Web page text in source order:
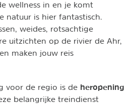
wellness in en je komt
natuur is hier fantastisch.
weides, rotsachtige
uitzichten op de rivier de Ahr,
maken jouw reis
voor de regio is de heropening
belangrijke treindienst